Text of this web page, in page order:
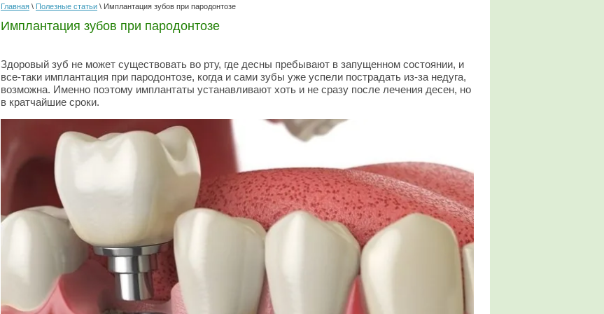
Главная \ Полезные статьи \ Имплантация зубов при пародонтозе
Имплантация зубов при пародонтозе
Здоровый зуб не может существовать во рту, где десны пребывают в запущенном состоянии, и
все-таки имплантация при пародонтозе, когда и сами зубы уже успели пострадать из-за недуга,
возможна. Именно поэтому имплантаты устанавливают хоть и не сразу после лечения десен, но
в кратчайшие сроки.